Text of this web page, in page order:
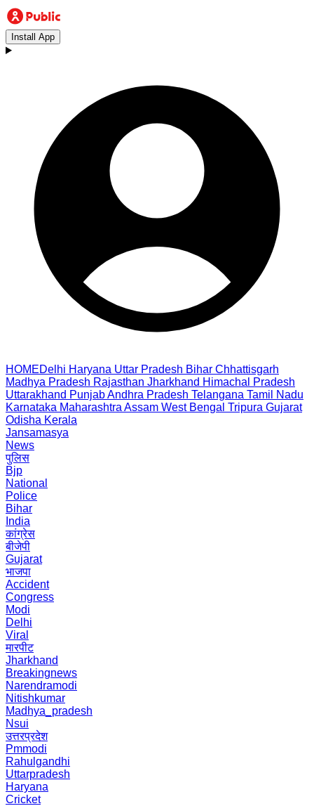
Install App
HOMEDelhi Haryana Uttar Pradesh Bihar Chhattisgarh
Madhya Pradesh Rajasthan Jharkhand Himachal Pradesh
Uttarakhand PunjabAndhra Pradesh Telangana Tamil Nadu
Karnataka Maharashtra Assam West Bengal Tripura Gujarat
Odisha Kerala
Jansamasya
News
पुलिस
Bjp
National
Police
Bihar
India
कांग्रेस
बीजेपी
Gujarat
भाजपा
Accident
Congress
Modi
Delhi
Viral
मारपीट
Jharkhand
Breakingnews
Narendramodi
Nitishkumar
Madhya_pradesh
Nsui
उत्तरप्रदेश
Pmmodi
Rahulgandhi
Uttarpradesh
Haryana
Cricket